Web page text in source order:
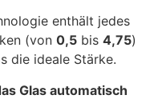
enthält jedes
(von 0,5 bis 4,75)
die ideale Stärke.
Glas automatisch